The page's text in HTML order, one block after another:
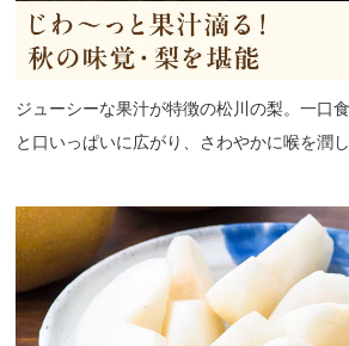
ジューシーな果汁が特徴の松川の梨。一口
と口いっぱいに広がり、さわやかに喉を潤し